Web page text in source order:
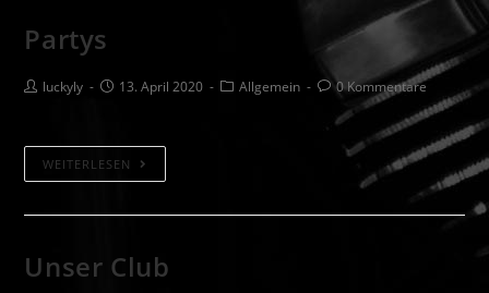
Partys
Beitrags-
luckyly
Beitrag
13. April 2020
Beitrags-
Allgemein
Beitrags-
Kommentare:
0 Kommentare
WEITERLESEN
Unser Club